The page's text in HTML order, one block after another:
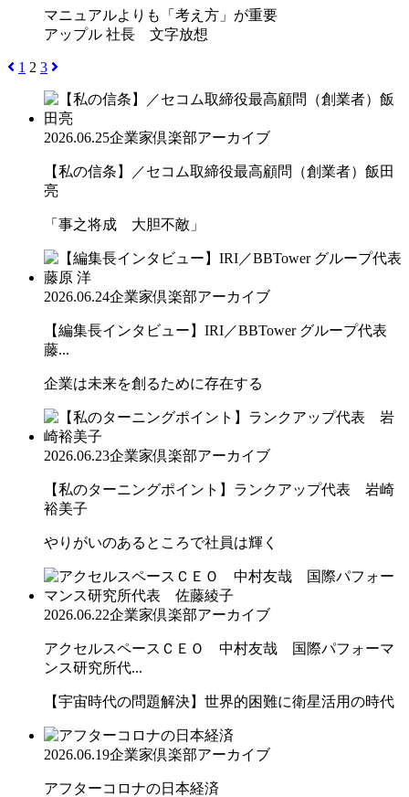
マニュアルよりも「考え方」が重要
アップル 社長 文字放想
1 2 3
2026.06.25企業家倶楽部アーカイブ
【私の信条】／セコム取締役最高顧問（創業者）飯田
亮
「事之将成 大胆不敵」
2026.06.24企業家倶楽部アーカイブ
【編集長インタビュー】IRI／BBTower グループ代表
藤...
企業は未来を創るために存在する
2026.06.23企業家倶楽部アーカイブ
【私のターニングポイント】ランクアップ代表 岩崎
裕美子
やりがいのあるところで社員は輝く
2026.06.22企業家倶楽部アーカイブ
アクセルスペースＣＥＯ 中村友哉 国際パフォーマ
ンス研究所代...
【宇宙時代の問題解決】世界的困難に衛星活用の時代
2026.06.19企業家倶楽部アーカイブ
アフターコロナの日本経済